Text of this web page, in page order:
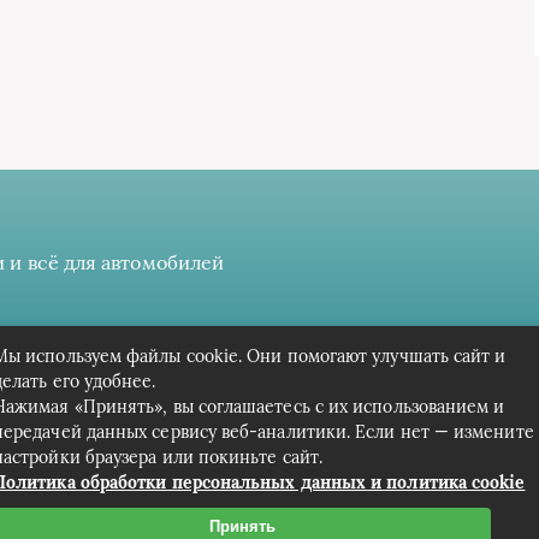
всё для автомобилей
разрешение на сбор, анализ и хранение своих
Вся информация предоставлена в ознакомительных целях.
Связаться с редакцией сайта: cpark-avto.ru@mailwebsite.ru
используем файлы cookie. Они помогают улучшать сайт и
его удобнее.
«Принять», вы соглашаетесь с их использованием и
данных сервису веб-аналитики. Если нет — измените
браузера или покиньте сайт.
обработки персональных данных и политика cookie
Принять